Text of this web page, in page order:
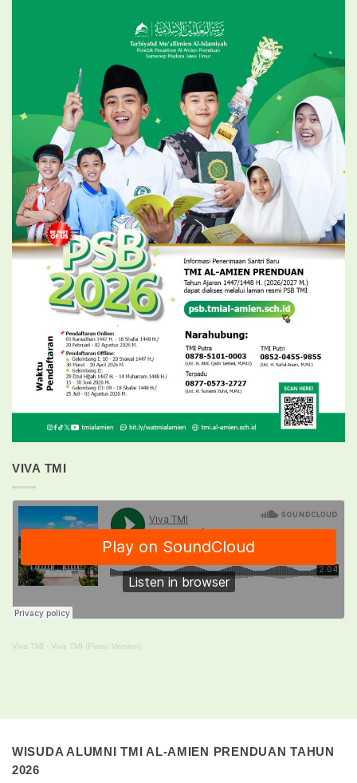
VIVA TMI
Viva TMI · Viva TMI (Piano Version)
WISUDA ALUMNI TMI AL-AMIEN PRENDUAN TAHUN
2026